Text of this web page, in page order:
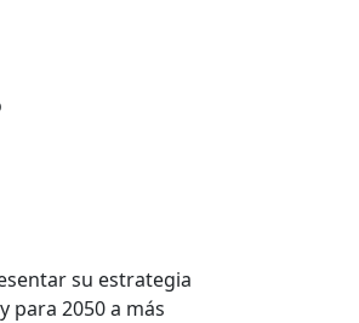
su estrategia
para 2050 a más